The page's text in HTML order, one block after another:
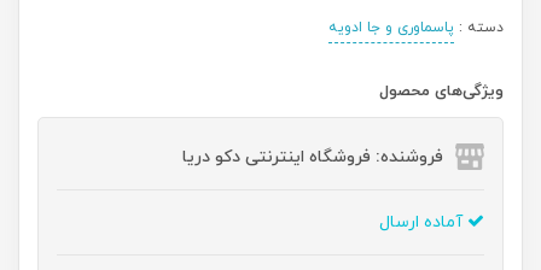
دسته : پاسماوری و جا ادویه
ویژگی‌های محصول
فروشنده: فروشگاه اینترنتی دکو دریا
آماده ارسال